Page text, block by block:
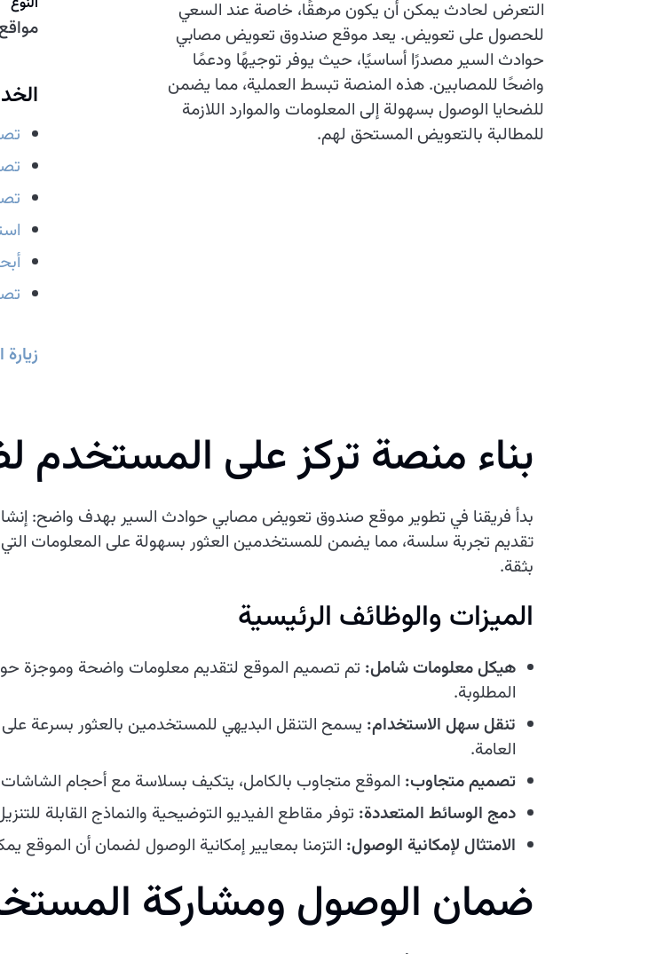
التعرض لحادث يمكن أن يكون مرهقًا، خاصة عند السعي
للحصول على تعويض. يعد موقع صندوق تعويض مصابي
حوادث السير مصدرًا أساسيًا، حيث يوفر توجيهًا ودعمًا
واضحًا للمصابين. هذه المنصة تبسط العملية، مما يضمن
للضحايا الوصول بسهولة إلى المعلومات والموارد اللازمة
للمطالبة بالتعويض المستحق لهم.
بناء منصة تركز على المستخدم
بدأ فريقنا في تطوير موقع صندوق تعويض مصابي حوادث السير بهدف واضح:
تقديم تجربة سلسة، مما يضمن للمستخدمين العثور بسهولة على المعلومات التي
بثقة.
الميزات والوظائف الرئيسية
هيكل معلومات شامل: تم تصميم الموقع لتقديم معلومات واضحة وموجزة
المطلوبة.
تنقل سهل الاستخدام: يسمح التنقل البديهي للمستخدمين بالعثور بسرعة على
العامة.
تصميم متجاوب: الموقع متجاوب بالكامل، يتكيف بسلاسة مع أحجام
دمج الوسائط المتعددة: توفر مقاطع الفيديو التوضيحية والنماذج القابلة
الامتثال لإمكانية الوصول: التزمنا بمعايير إمكانية الوصول لضمان أن الموقع
ضمان الوصول ومشاركة